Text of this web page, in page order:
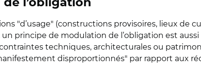
l’obligation
"d’usage" (constructions provisoires, lieux de
principe de modulation de l’obligation est
techniques, architecturales ou
disproportionnés" par rapport aux